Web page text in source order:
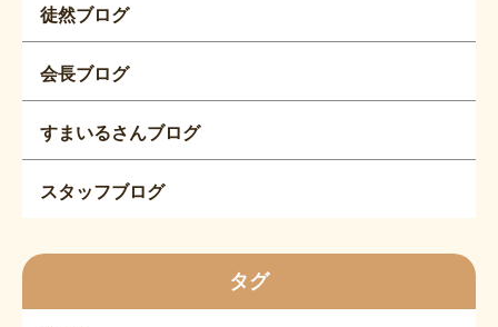
徒然ブログ
会長ブログ
すまいるさんブログ
スタッフブログ
タグ